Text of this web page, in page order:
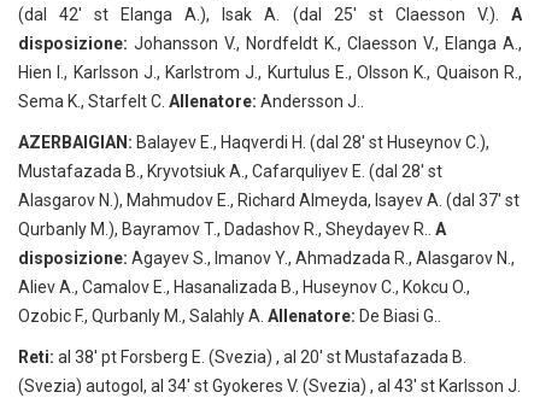
(dal 42′ st Elanga A.), Isak A. (dal 25′ st Claesson V.). A
disposizione: Johansson V., Nordfeldt K., Claesson V., Elanga A.,
Hien I., Karlsson J., Karlstrom J., Kurtulus E., Olsson K., Quaison R.,
Sema K., Starfelt C. Allenatore: Andersson J..
AZERBAIGIAN: Balayev E., Haqverdi H. (dal 28′ st Huseynov C.),
Mustafazada B., Kryvotsiuk A., Cafarquliyev E. (dal 28′ st
Alasgarov N.), Mahmudov E., Richard Almeyda, Isayev A. (dal 37′ st
Qurbanly M.), Bayramov T., Dadashov R., Sheydayev R.. A
disposizione: Agayev S., Imanov Y., Ahmadzada R., Alasgarov N.,
Aliev A., Camalov E., Hasanalizada B., Huseynov C., Kokcu O.,
Ozobic F., Qurbanly M., Salahly A. Allenatore: De Biasi G..
Reti: al 38′ pt Forsberg E. (Svezia) , al 20′ st Mustafazada B.
(Svezia) autogol, al 34′ st Gyokeres V. (Svezia) , al 43′ st Karlsson J.